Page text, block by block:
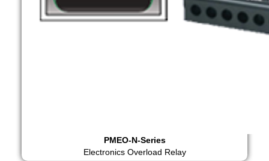
PMEO-N-Series
Electronics Overload Relay